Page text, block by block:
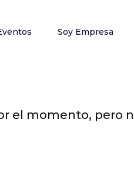
Soy Empresa
el momento, pero